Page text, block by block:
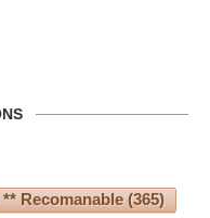
** Recomanable(365)